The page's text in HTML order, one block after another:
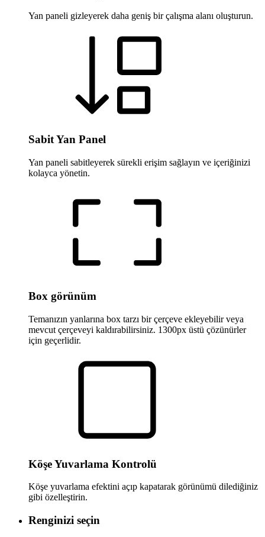
Yan paneli gizleyerek daha geniş bir çalışma alanı oluşturun.
Sabit Yan Panel
Yan paneli sabitleyerek sürekli erişim sağlayın ve içeriğinizi
kolayca yönetin.
Box görünüm
Temanızın yanlarına box tarzı bir çerçeve ekleyebilir veya
mevcut çerçeveyi kaldırabilirsiniz. 1300px üstü çözünürler
için geçerlidir.
Köşe Yuvarlama Kontrolü
Köşe yuvarlama efektini açıp kapatarak görünümü dilediğiniz
gibi özelleştirin.
Renginizi seçin